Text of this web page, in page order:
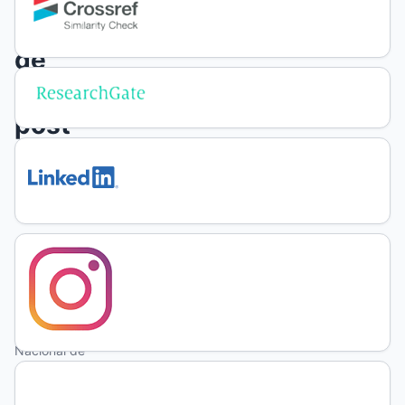
aplicación
de
herbicidas
post
emergentes
Berango
Universidad
Nacional de
La Pampa